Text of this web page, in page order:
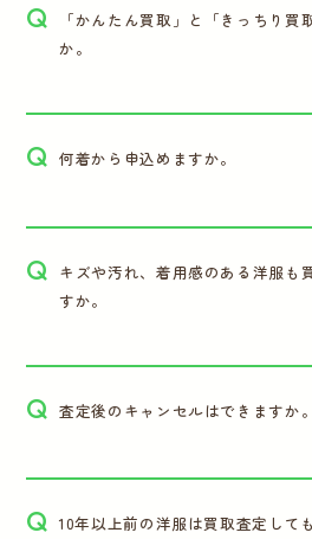
Q
「かんたん買取」と「きっちり買
か。
Q 何着から申込めますか。
Q キズや汚れ、着用感のある洋服も
すか。
Q 査定後のキャンセルはできますか。
Q 10年以上前の洋服は買取査定して